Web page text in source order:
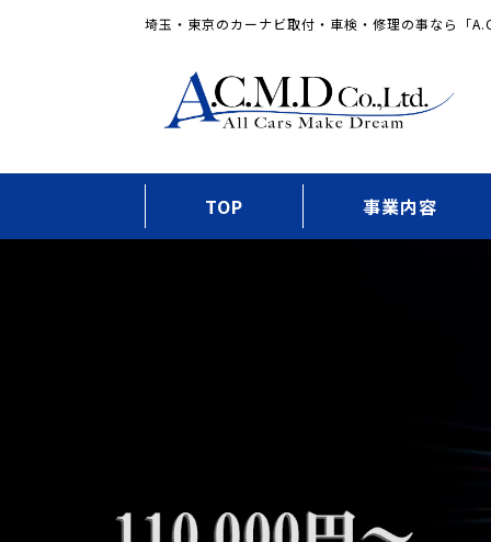
埼玉・東京のカーナビ取付・車検・修理の事なら「
TOP 事業内容